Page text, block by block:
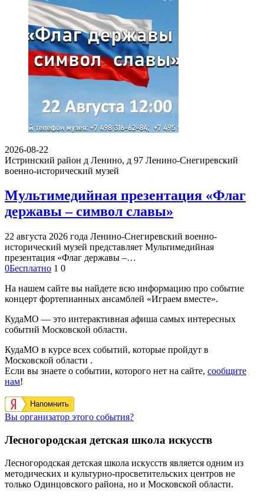
2026-08-22
Истринский район д Ленино, д 97 Ленино-Снегиревский
военно-исторический музей
Мультимедийная презентация «Флаг
державы – символ славы»
22 августа 2026 года Ленино-Снегиревский военно-
исторический музей представляет Мультимедийная
презентация «Флаг державы –…
0Бесплатно 1 0
На нашем сайте вы найдете всю информацию про событие
концерт фортепианных ансамблей «Играем вместе».
КудаМО — это интерактивная афиша самых интересных
событий Московской области.
КудаМО в курсе всех событий, которые пройдут в
Московской области .
Если вы знаете о событии, которого нет на сайте, сообщите
нам!
Напомнить
Вы организатор этого события?
Лесногородская детская школа искусств
Лесногородская детская школа искусств является одним из
методических и культурно-просветительских центров не
только Одинцовского района, но и Московской области.